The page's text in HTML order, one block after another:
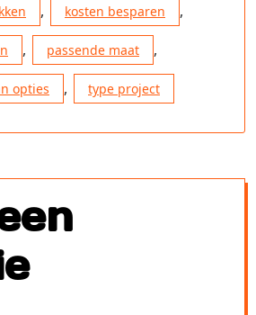
, kosten besparen ,
, passende maat ,
opties , type project